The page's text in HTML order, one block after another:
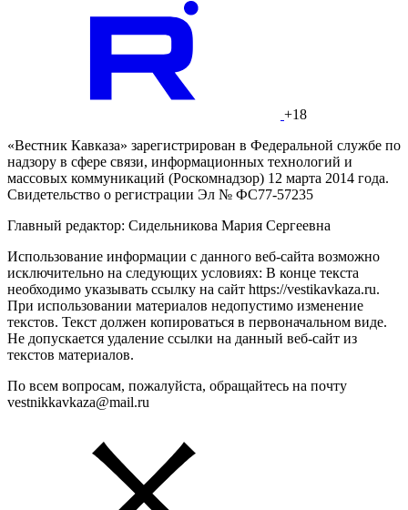
+18
«Вестник Кавказа» зарегистрирован в Федеральной службе по
надзору в сфере связи, информационных технологий и
массовых коммуникаций (Роскомнадзор) 12 марта 2014 года.
Свидетельство о регистрации Эл № ФС77-57235
Главный редактор: Сидельникова Мария Сергеевна
Использование информации с данного веб-сайта возможно
исключительно на следующих условиях: В конце текста
необходимо указывать ссылку на сайт https://vestikavkaza.ru.
При использовании материалов недопустимо изменение
текстов. Текст должен копироваться в первоначальном виде.
Не допускается удаление ссылки на данный веб-сайт из
текстов материалов.
По всем вопросам, пожалуйста, обращайтесь на почту
vestnikkavkaza@mail.ru